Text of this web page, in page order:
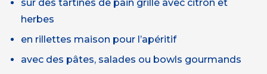
sur des tartines de pain grillé avec citron et
herbes
en rillettes maison pour l’apéritif
avec des pâtes, salades ou bowls gourmands